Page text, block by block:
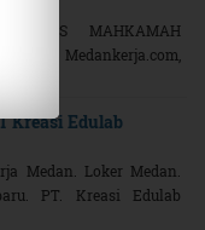
CPNS MAHKAMAH
2014 Medankerja.com,
Kreasi Edulab
Medan. Loker Medan.
PT. Kreasi Edulab